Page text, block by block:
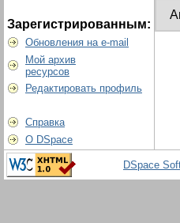
Зарегистрированным:
Обновления на e-mail
Мой архив
ресурсов
Редактировать профиль
Справка
О DSpace
DSpace